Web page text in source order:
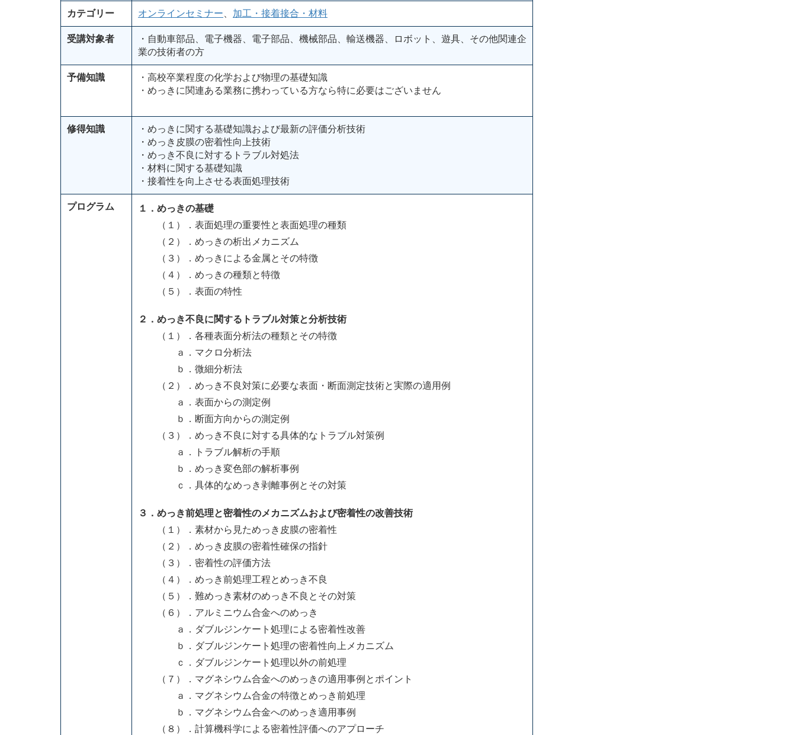
カテゴリー オンラインセミナー 加工・接着接合・材料
受講対象者
・自動車部品、電子機器、電子部品、機械部品、輸送機器、ロボット、遊具、その他関連企
業の技術者の方
予備知識
・高校卒業程度の化学および物理の基礎知識
・めっきに関連ある業務に携わっている方なら特に必要はございません
修得知識
・めっきに関する基礎知識および最新の評価分析技術
・めっき皮膜の密着性向上技術
・めっき不良に対するトラブル対処法
・材料に関する基礎知識
・接着性を向上させる表面処理技術
プログラム
１．めっきの基礎
（１）．表面処理の重要性と表面処理の種類
（２）．めっきの析出メカニズム
（３）．めっきによる金属とその特徴
（４）．めっきの種類と特徴
（５）．表面の特性
２．めっき不良に関するトラブル対策と分析技術
（１）．各種表面分析法の種類とその特徴
ａ．マクロ分析法
ｂ．微細分析法
（２）．めっき不良対策に必要な表面・断面測定技術と実際の適用例
ａ．表面からの測定例
ｂ．断面方向からの測定例
（３）．めっき不良に対する具体的なトラブル対策例
ａ．トラブル解析の手順
ｂ．めっき変色部の解析事例
ｃ．具体的なめっき剥離事例とその対策
３．めっき前処理と密着性のメカニズムおよび密着性の改善技術
（１）．素材から見ためっき皮膜の密着性
（２）．めっき皮膜の密着性確保の指針
（３）．密着性の評価方法
（４）．めっき前処理工程とめっき不良
（５）．難めっき素材のめっき不良とその対策
（６）．アルミニウム合金へのめっき
ａ．ダブルジンケート処理による密着性改善
ｂ．ダブルジンケート処理の密着性向上メカニズム
ｃ．ダブルジンケート処理以外の前処理
（７）．マグネシウム合金へのめっきの適用事例とポイント
ａ．マグネシウム合金の特徴とめっき前処理
ｂ．マグネシウム合金へのめっき適用事例
（８）．計算機科学による密着性評価へのアプローチ